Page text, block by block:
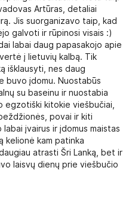
Artūras, detaliai
Jis suorganizavo taip, kad
galvoti ir rūpinosi visais :)
labai daug papasakojo apie
į lietuvių kalbą. Tik
išklausyti, nes daug
buvo įdomu. Nuostabūs
su baseinu ir nuostabia
egzotiški kitokie viešbučiai,
povai ir kiti
įvairus ir įdomus maistas
kelionė kam patinka
atrasti Šri Lanką, bet ir
laisvų dienų prie viešbučio